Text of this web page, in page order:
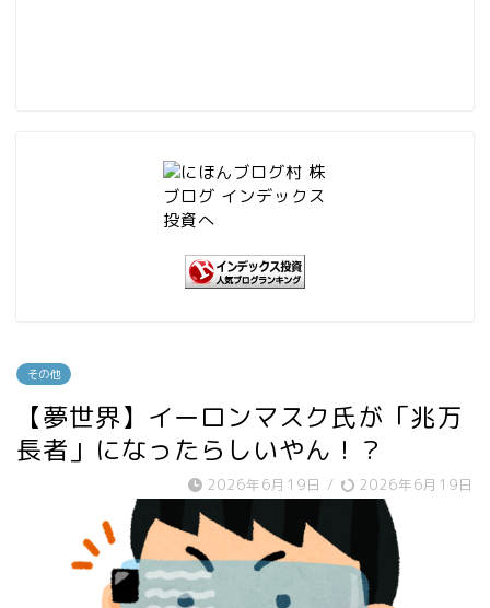
その他
【夢世界】イーロンマスク氏が「兆万
長者」になったらしいやん！？
2026年6月19日 / 2026年6月19日